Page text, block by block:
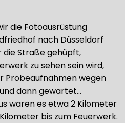
die Fotoausrüstung
nach Düsseldorf
die Straße gehüpft,
zu sehen sein wird,
Probeaufnahmen wegen
dann gewartet…
waren es etwa 2 Kilometer
bis zum Feuerwerk.